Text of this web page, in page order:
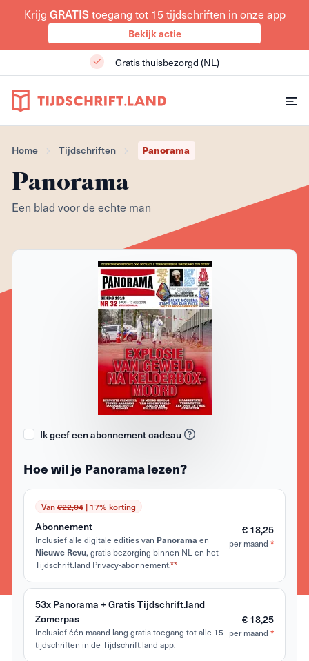
Krijg GRATIStoegang tot 15 tijdschriften in onze app
Bekijk actie
Gratis thuisbezorgd (NL)
Home Tijdschriften Panorama
Panorama
Een blad voor de echte man
Ik geef een abonnement cadeau
Hoe wil je Panorama lezen?
Van€22,04| 17% korting
Abonnement
Inclusief alle digitale edities van Panorama en
Nieuwe Revu, gratis bezorging binnen NL en het
Tijdschrift.land Privacy-abonnement.**
€ 18,25
per maand *
53x Panorama + Gratis Tijdschrift.land
Zomerpas
Inclusief één maand lang gratis toegang tot alle 15
tijdschriften in de Tijdschrift.land app.
€ 18,25
per maand *